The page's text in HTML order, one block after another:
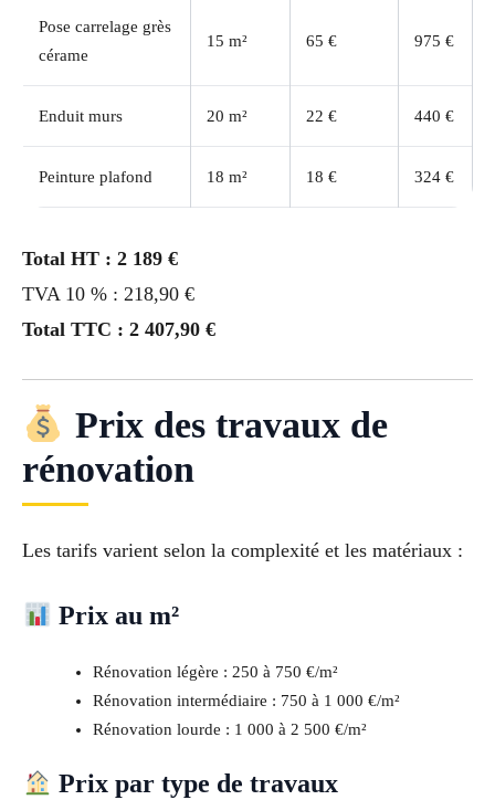
Pose carrelage grès
cérame
15 m² 65 € 975 €
Enduit murs 20 m² 22 € 440 €
Peinture plafond 18 m² 18 € 324 €
Total HT : 2 189 €
TVA 10 % : 218,90 €
Total TTC : 2 407,90 €
Prix des travaux de
rénovation
Les tarifs varient selon la complexité et les matériaux :
Prix au m²
Rénovation légère : 250 à 750 €/m²
Rénovation intermédiaire : 750 à 1 000 €/m²
Rénovation lourde : 1 000 à 2 500 €/m²
Prix par type de travaux